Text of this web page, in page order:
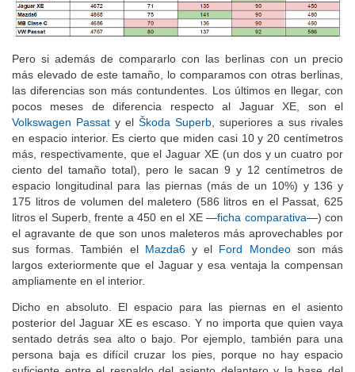
Pero si además de compararlo con las berlinas con un precio
más elevado de este tamaño, lo comparamos con otras berlinas,
las diferencias son más contundentes. Los últimos en llegar, con
pocos meses de diferencia respecto al Jaguar XE, son el
Volkswagen Passat y el Škoda Superb, superiores a sus rivales
en espacio interior. Es cierto que miden casi 10 y 20 centímetros
más, respectivamente, que el Jaguar XE (un dos y un cuatro por
ciento del tamaño total), pero le sacan 9 y 12 centímetros de
espacio longitudinal para las piernas (más de un 10%) y 136 y
175 litros de volumen del maletero (586 litros en el Passat, 625
litros el Superb, frente a 450 en el XE —ficha comparativa—) con
el agravante de que son unos maleteros más aprovechables por
sus formas. También el Mazda6y el Ford Mondeoson más
largos exteriormente que el Jaguar y esa ventaja la compensan
ampliamente en el interior.
Dicho en absoluto. El espacio para las piernas en el asiento
posterior del Jaguar XE es escaso. Y no importa que quien vaya
sentado detrás sea alto o bajo. Por ejemplo, también para una
persona baja es difícil cruzar los pies, porque no hay espacio